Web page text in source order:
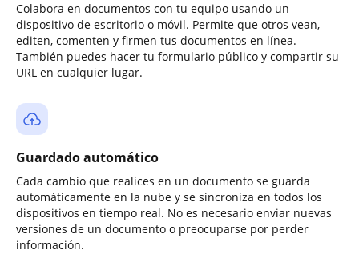
Colabora en documentos con tu equipo usando un
dispositivo de escritorio o móvil. Permite que otros vean,
editen, comenten y firmen tus documentos en línea.
También puedes hacer tu formulario público y compartir su
URL en cualquier lugar.
Guardado automático
Cada cambio que realices en un documento se guarda
automáticamente en la nube y se sincroniza en todos los
dispositivos en tiempo real. No es necesario enviar nuevas
versiones de un documento o preocuparse por perder
información.